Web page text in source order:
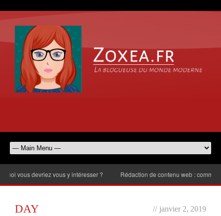
vous devriez vous y intéresser ? Rédaction de contenu web : comment
DAY // janvier 2, 2019